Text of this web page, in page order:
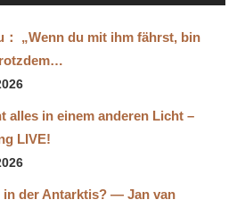
： „Wenn du mit ihm fährst, bin
alles in einem anderen Licht –
LIVE!
in der Antarktis? — Jan van